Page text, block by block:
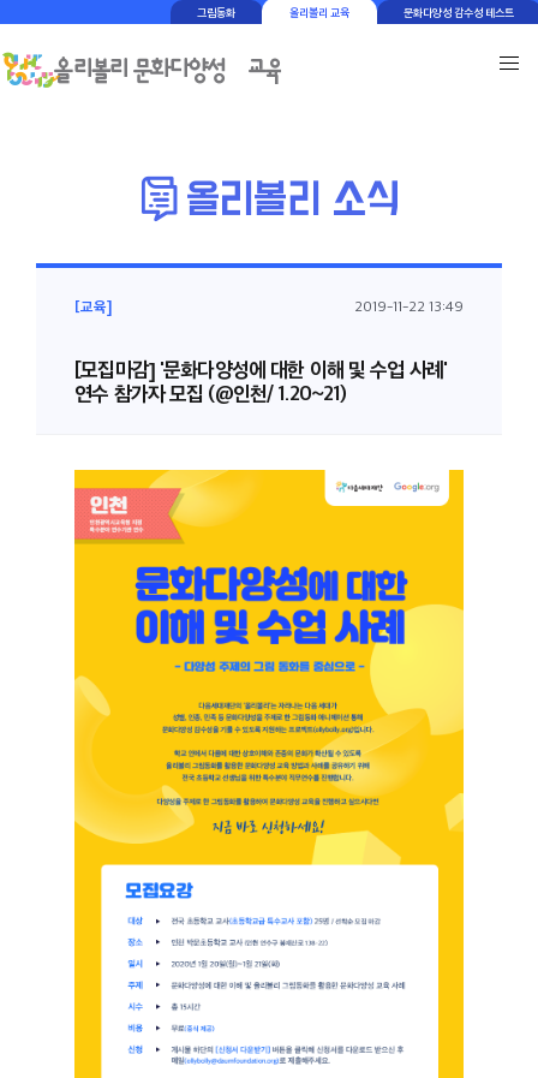
그림동화 올리볼리 교육 문화다양성 감수성 테스트
[교육] 2019-11-22 13:49
[모집마감] '문화다양성에 대한 이해 및 수업 사례'
연수 참가자 모집 (@인천/ 1.20~21)